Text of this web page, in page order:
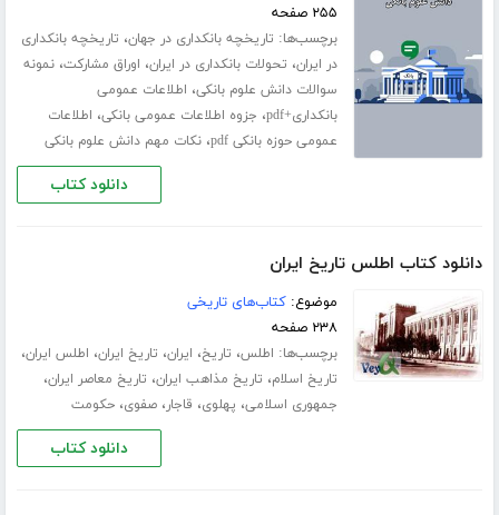
۲۵۵ صفحه
برچسب‌ها: تاریخچه بانکداری در جهان، تاریخچه بانکداری
در ایران، تحولات بانکداری در ایران، اوراق مشارکت،نمونه
سوالات دانش علوم بانکی، اطلاعات عمومی
بانکداری+pdf
، جزوه اطلاعات عمومی بانکی، اطلاعات
عمومی حوزه بانکی pdf
،نکات مهم دانش علوم بانکی
دانلود کتاب
دانلود کتاب اطلس تاریخ ایران
موضوع:کتاب‌های تاریخی
۲۳۸ صفحه
برچسب‌ها: اطلس، تاریخ، ایران، تاریخ ایران، اطلس ایران،
تاریخ اسلام، تاریخ مذاهب ایران، تاریخ معاصر ایران،
جمهوری اسلامی، پهلوی، قاجار،صفوی،حکومت
دانلود کتاب